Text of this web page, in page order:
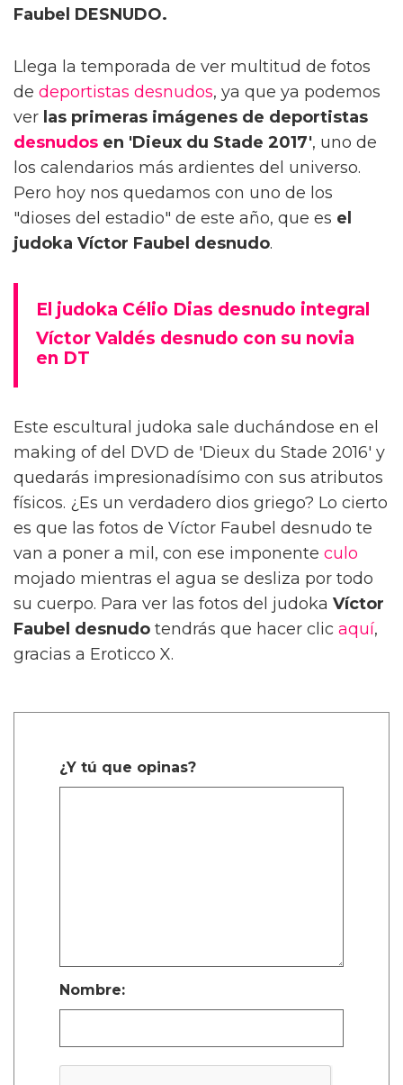
Faubel DESNUDO.
Llega la temporada de ver multitud de fotos
de deportistas desnudos, ya que ya podemos
ver las primeras imágenes de deportistas
desnudos en 'Dieux du Stade 2017', uno de
los calendarios más ardientes del universo.
Pero hoy nos quedamos con uno de los
"dioses del estadio" de este año, que es el
judoka Víctor Faubel desnudo.
El judoka Célio Dias desnudo integral
Víctor Valdés desnudo con su novia
en DT
Este escultural judoka sale duchándose en el
making of del DVD de 'Dieux du Stade 2016' y
quedarás impresionadísimo con sus atributos
físicos. ¿Es un verdadero dios griego? Lo cierto
es que las fotos de Víctor Faubel desnudo te
van a poner a mil, con ese imponente culo
mojado mientras el agua se desliza por todo
su cuerpo. Para ver las fotos del judoka Víctor
Faubel desnudo tendrás que hacer clic aquí,
gracias a Eroticco X.
¿Y tú que opinas?
Nombre: